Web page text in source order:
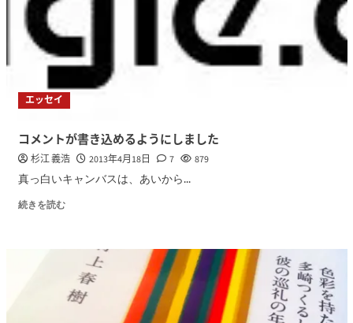
エッセイ
コメントが書き込めるようにしました
杉江 義浩 2013年4月18日 7 879
真っ白いキャンバスは、あいから...
続きを読む